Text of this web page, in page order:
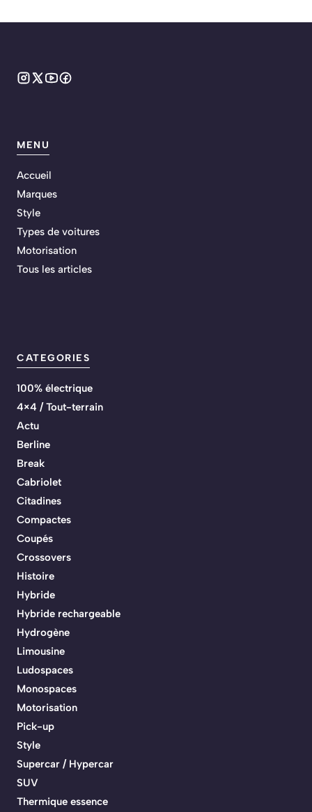
MENU
Accueil
Marques
Style
Types de voitures
Motorisation
Tous les articles
CATEGORIES
100% électrique
4×4 / Tout-terrain
Actu
Berline
Break
Cabriolet
Citadines
Compactes
Coupés
Crossovers
Histoire
Hybride
Hybride rechargeable
Hydrogène
Limousine
Ludospaces
Monospaces
Motorisation
Pick-up
Style
Supercar / Hypercar
SUV
Thermique essence